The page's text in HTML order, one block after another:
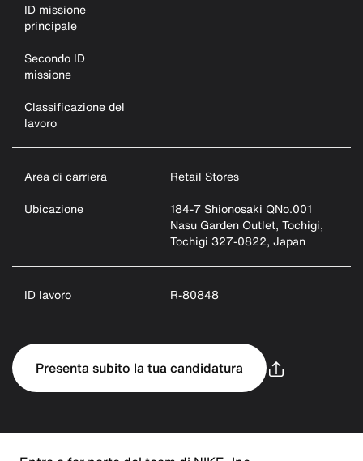
ID missione
principale
Secondo ID
missione
Classificazione del
lavoro
Area di carriera
Retail Stores
Ubicazione
184-7 Shionosaki QNo.001
Nasu Garden Outlet, Tochigi,
Tochigi 327-0822, Japan
ID lavoro R-80848
Presenta subito la tua candidatura